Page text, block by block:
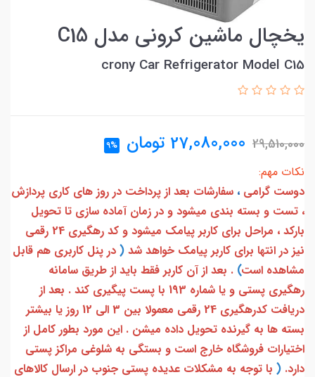
یخچال ماشین کرونی مدل C15
crony Car Refrigerator Model C15
29,510,000
27,080,000 تومان 9%
نکات مهم:
دوست گرامی ، سفارشات بعد از پرداخت در روز های کاری پردازش
، تست و بسته بندی میشود و در زمان آماده سازی تا تحویل
بارکد ، مراحل برای کاربر پیامک میشود و کد رهگیری 24 رقمی
نیز در انتها برای کاربر پیامک خواهد شد ( در پنل کاربری هم قابل
مشاهده است) . بعد از آن کاربر فقط باید از طریق سامانه
رهگیری پستی و یا شماره 193 با پست پیگیری کند . بعد از
دریافت کدرهگیری 24 رقمی معمولا بین 3 الی 12 روز یا بیشتر
بسته ها به گیرنده تحویل داده میشن . این مورد بطور کامل از
اختیارات فروشگاه خارج است و بستگی به شلوغی مراکز پستی
دارد. ( با توجه به مشکلات عدیده پستی جنوب در ارسال کالاهای